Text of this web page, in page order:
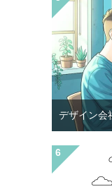
デザイン会